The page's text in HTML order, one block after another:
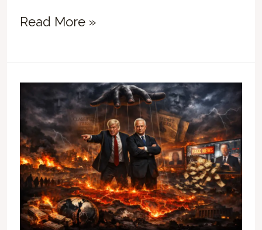
“गुलामी
लढा?
CTCच्या
आड
दडलेलं
कामगारांचं
शोषण”
Read More »